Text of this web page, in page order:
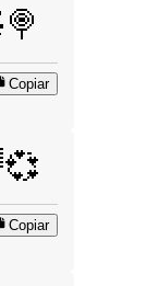
Copiar
Copiar